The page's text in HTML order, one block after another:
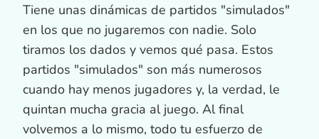
Tiene unas dinámicas de partidos "simulados"
en los que no jugaremos con nadie. Solo
tiramos los dados y vemos qué pasa. Estos
partidos "simulados" son más numerosos
cuando hay menos jugadores y, la verdad, le
quintan mucha gracia al juego. Al final
volvemos a lo mismo, todo tu esfuerzo de